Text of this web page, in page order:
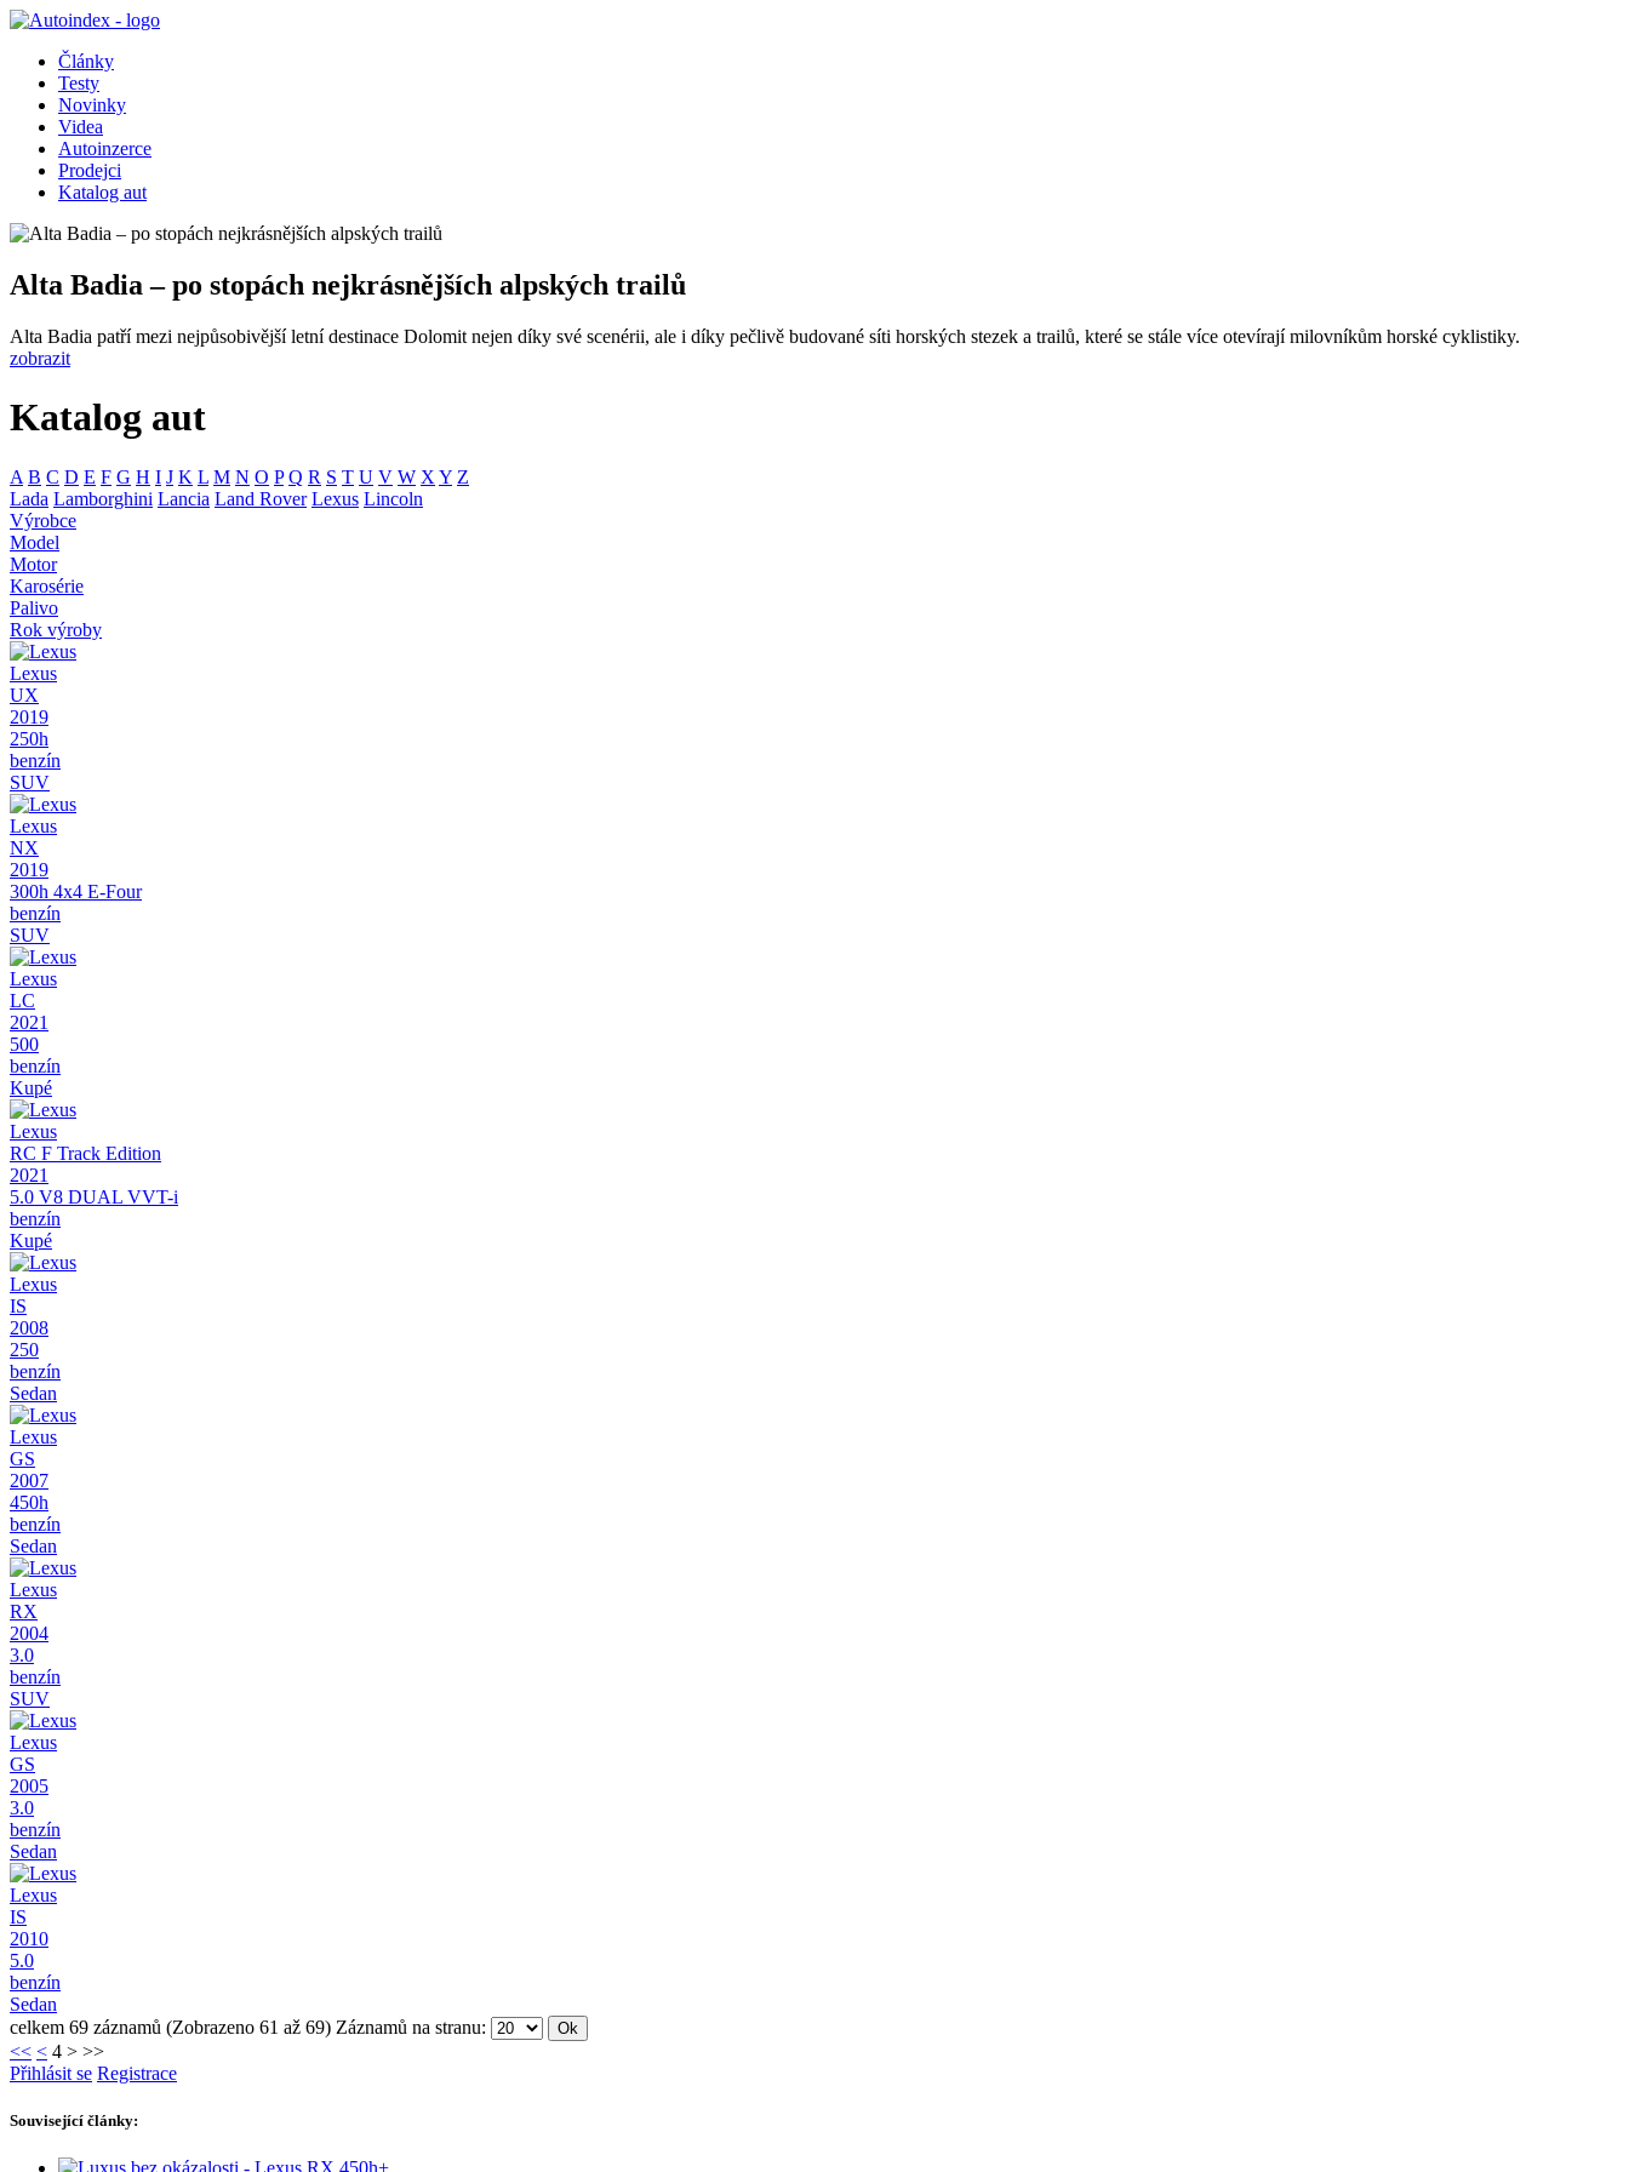
Články
Testy
Novinky
Videa
Autoinzerce
Prodejci
Katalog aut
Alta Badia – po stopách nejkrásnějších alpských trailů
Alta Badia patří mezi nejpůsobivější letní destinace Dolomit nejen díky své scenérii, ale i díky pečlivě budované síti horských stezek a trailů, které se stále více otevírají milovníkům horské cyklistiky.
zobrazit
Katalog aut
A B C D E F G H I J K L M N O P Q R S T U V W X Y Z
Lada Lamborghini Lancia Land Rover Lexus Lincoln
Výrobce
Model
Motor
Karosérie
Palivo
Rok výroby
Lexus
UX
2019
250h
benzín
SUV
Lexus
NX
2019
300h 4x4 E-Four
benzín
SUV
Lexus
LC
2021
500
benzín
Kupé
Lexus
RC F Track Edition
2021
5.0 V8 DUAL VVT-i
benzín
Kupé
Lexus
IS
2008
250
benzín
Sedan
Lexus
GS
2007
450h
benzín
Sedan
Lexus
RX
2004
3.0
benzín
SUV
Lexus
GS
2005
3.0
benzín
Sedan
Lexus
IS
2010
5.0
benzín
Sedan
celkem 69 záznamů (Zobrazeno 61 až 69) Záznamů na stranu:
<< < 4 > >>
Přihlásit se Registrace
Související články: